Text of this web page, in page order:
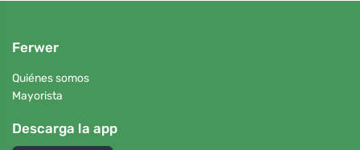
Ferwer
Quiénes somos
Mayorista
Descarga la app